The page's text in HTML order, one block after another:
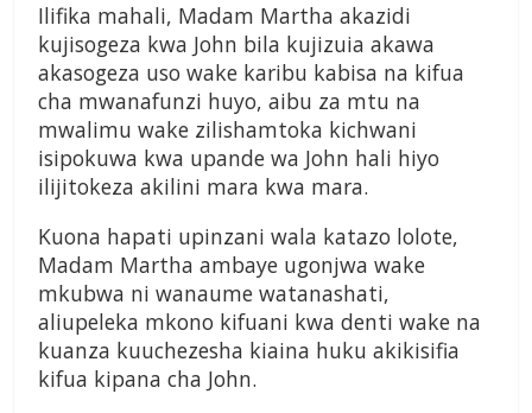
Ilifika mahali, Madam Martha akazidi
kujisogeza kwa John bila kujizuia akawa
akasogeza uso wake karibu kabisa na kifua
cha mwanafunzi huyo, aibu za mtu na
mwalimu wake zilishamtoka kichwani
isipokuwa kwa upande wa John hali hiyo
ilijitokeza akilini mara kwa mara.
Kuona hapati upinzani wala katazo lolote,
Madam Martha ambaye ugonjwa wake
mkubwa ni wanaume watanashati,
aliupeleka mkono kifuani kwa denti wake na
kuanza kuuchezesha kiaina huku akikisifia
kifua kipana cha John.